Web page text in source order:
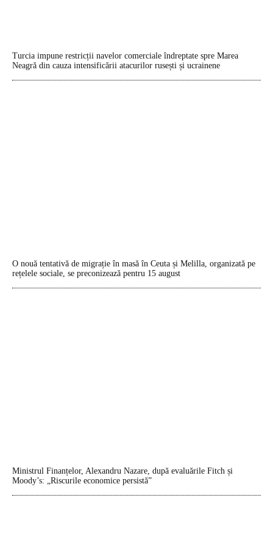
Turcia impune restricții navelor comerciale îndreptate spre Marea
Neagră din cauza intensificării atacurilor rusești și ucrainene
O nouă tentativă de migrație în masă în Ceuta și Melilla, organizată pe
rețelele sociale, se preconizează pentru 15 august
Ministrul Finanțelor, Alexandru Nazare, după evaluările Fitch și
Moody’s: „Riscurile economice persistă”